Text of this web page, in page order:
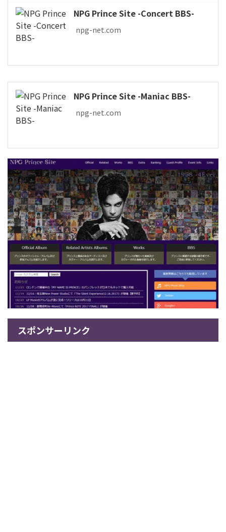
NPG Prince Site -Concert BBS-
npg-net.com
NPG Prince Site -Maniac BBS-
npg-net.com
スポンサーリンク